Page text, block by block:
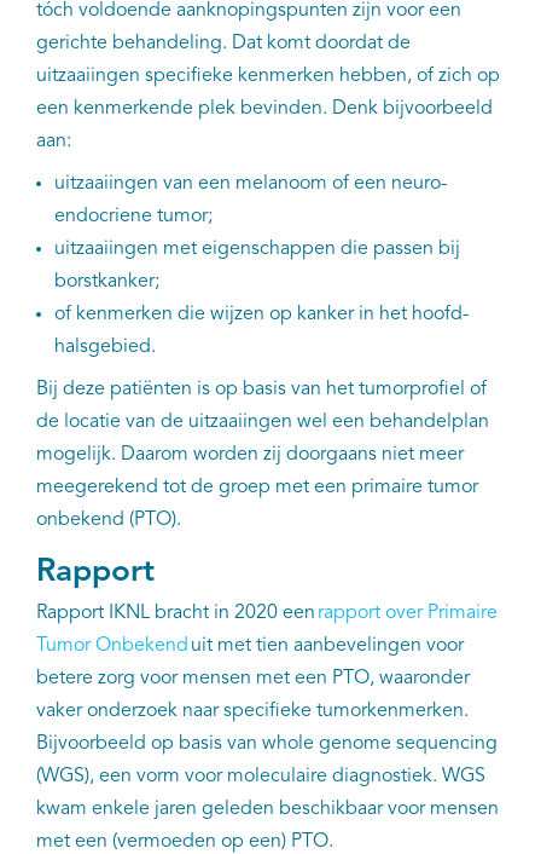
EN
tóch voldoende aanknopingspunten zijn voor een
gerichte behandeling. Dat komt doordat de
uitzaaiingen specifieke kenmerken hebben, of zich op
een kenmerkende plek bevinden. Denk bijvoorbeeld
aan:
uitzaaiingen van een melanoom of een neuro-
endocriene tumor;
uitzaaiingen met eigenschappen die passen bij
borstkanker;
of kenmerken die wijzen op kanker in het hoofd-
halsgebied.
Bij deze patiënten is op basis van het tumorprofiel of
de locatie van de uitzaaiingen wel een behandelplan
mogelijk. Daarom worden zij doorgaans niet meer
meegerekend tot de groep met een primaire tumor
onbekend (PTO).
Rapport
Rapport IKNL bracht in 2020 een rapport over Primaire
Tumor Onbekend uit met tien aanbevelingen voor
betere zorg voor mensen met een PTO, waaronder
vaker onderzoek naar specifieke tumorkenmerken.
Bijvoorbeeld op basis van whole genome sequencing
(WGS), een vorm voor moleculaire diagnostiek. WGS
kwam enkele jaren geleden beschikbaar voor mensen
met een (vermoeden op een) PTO.